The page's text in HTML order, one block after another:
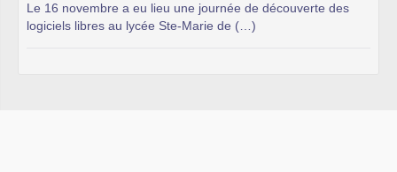
Le 16 novembre a eu lieu une journée de découverte des
logiciels libres au lycée Ste-Marie de (…)